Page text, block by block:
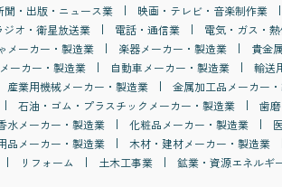
聞・出版・ニュース業 映画・テレビ・音楽制作業
ジオ・衛星放送業 電話・通信業 電気・ガス・
メーカー・製造業 楽器メーカー・製造業
貴金
ーカー・製造業 自動車メーカー・製造業 輸送
産業用機械メーカー・製造業 金属加工品メーカー
石油・ゴム・プラスチックメーカー・製造業
歯
水メーカー・製造業 化粧品メーカー・製造業
品メーカー・製造業 木材・建材メーカー・製造業
リフォーム 土木工事業 鉱業・資源エネルギ